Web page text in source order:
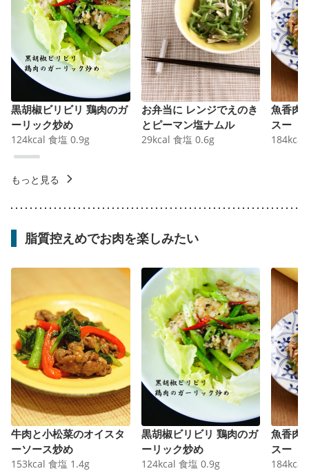
黒胡椒ビリビリ 鶏肉のガ
ーリック炒め
124kcal 食塩 0.9g
お弁当に レンジでえのき
とピーマン塩ナムル
29kcal 食塩 0.6g
魚香肉
スー
184kcal
もっと見る
脂質控えめでお肉を楽しみたい
牛肉と小松菜のオイスタ
ーソース炒め
153kcal 食塩 1.4g
黒胡椒ビリビリ 鶏肉のガ
ーリック炒め
124kcal 食塩 0.9g
魚香肉
スー
184kcal